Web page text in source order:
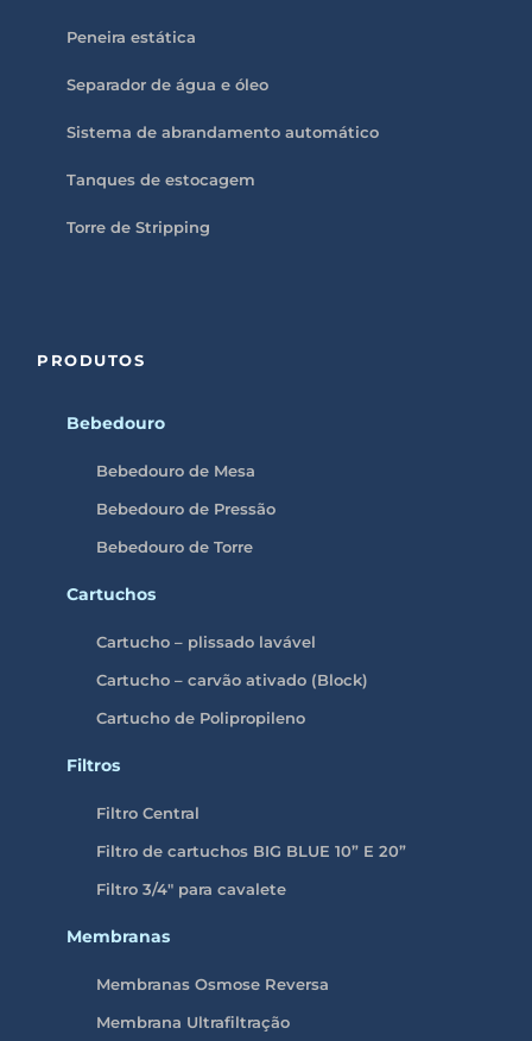
Peneira estática
Separador de água e óleo
Sistema de abrandamento automático
Tanques de estocagem
Torre de Stripping
PRODUTOS
Bebedouro
Bebedouro de Mesa
Bebedouro de Pressão
Bebedouro de Torre
Cartuchos
Cartucho – plissado lavável
Cartucho – carvão ativado (Block)
Cartucho de Polipropileno
Filtros
Filtro Central
Filtro de cartuchos BIG BLUE 10” E 20”
Filtro 3/4″ para cavalete
Membranas
Membranas Osmose Reversa
Membrana Ultrafiltração